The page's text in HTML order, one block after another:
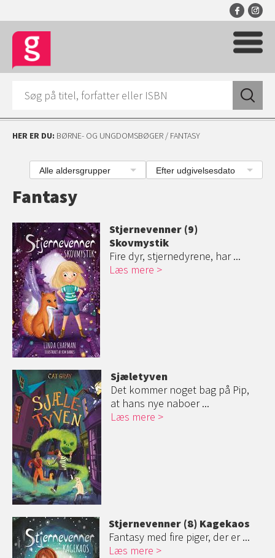
HER ER DU: BØRNE- OG UNGDOMSBØGER / FANTASY
Efter udgivelsesdato
Alle aldersgrupper
Fantasy
Stjernevenner (9)
Skovmystik
Fire dyr, stjernedyrene, har ...
Læs mere
Sjæletyven
Det kommer noget bag på Pip,
at hans nye naboer ...
Læs mere
Stjernevenner (8) Kagekaos
Fantasy med fire piger, der er ...
Læs mere